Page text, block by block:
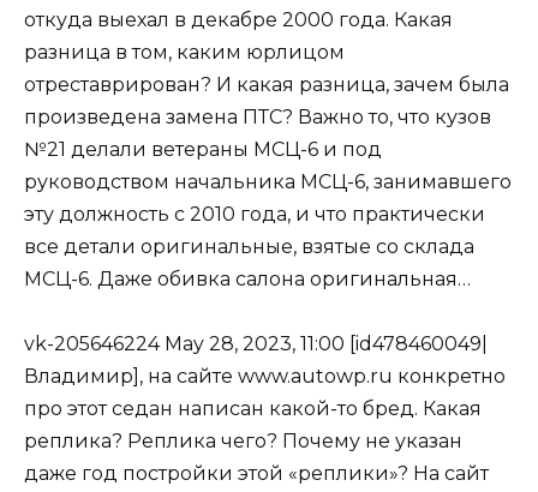
откуда выехал в декабре 2000 года. Какая
разница в том, каким юрлицом
отреставрирован? И какая разница, зачем была
произведена замена ПТС? Важно то, что кузов
№21 делали ветераны МСЦ-6 и под
руководством начальника МСЦ-6, занимавшего
эту должность с 2010 года, и что практически
все детали оригинальные, взятые со склада
МСЦ-6. Даже обивка салона оригинальная…
vk-205646224 May 28, 2023, 11:00 [id478460049|
Владимир], на сайте www.autowp.ru конкретно
про этот седан написан какой-то бред. Какая
реплика? Реплика чего? Почему не указан
даже год постройки этой «реплики»? На сайт